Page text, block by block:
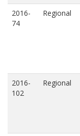
2016-
74
Regional
2016-
102
Regional